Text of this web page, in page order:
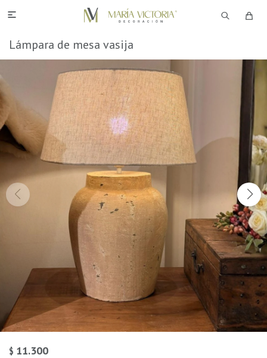

Lámpara de mesa vasija
$ 11.300